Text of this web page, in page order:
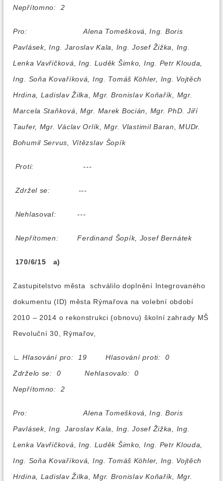
Nepřítomno: 2
Pro:
Alena Tomešková, Ing. Boris
Pavlásek, Ing. Jaroslav Kala, Ing. Josef Žižka, Ing.
Lenka Vavřičková, Ing. Luděk Šimko, Ing. Petr Klouda,
Ing. Soňa Kovaříková, Ing. Tomáš Köhler, Ing. Vojtěch
Hrdina, Ladislav Žilka, Mgr. Bronislav Koňařík, Mgr.
Marcela Staňková, Mgr. Marek Bocián, Mgr. PhD. Jiří
Taufer, Mgr. Václav Orlík, Mgr. Vlastimil Baran, MUDr.
Bohumil Servus, Vítězslav Šopík
Proti: ---
Zdržel se: ---
Nehlasoval: ---
Nepřítomen: Ferdinand Šopík, Josef Bernátek
170/6/15 a)
Zastupitelstvo města schválilo doplnění Integrovaného
dokumentu (ID) města Rýmařova na volební období
2010 – 2014 o rekonstrukci (obnovu) školní zahrady MŠ
Revoluční 30, Rýmařov,
∟
Hlasování pro: 19 Hlasování proti: 0
Zdrželo se: 0 Nehlasovalo: 0
Nepřítomno: 2
Pro:
Alena Tomešková, Ing. Boris
Pavlásek, Ing. Jaroslav Kala, Ing. Josef Žižka, Ing.
Lenka Vavřičková, Ing. Luděk Šimko, Ing. Petr Klouda,
Ing. Soňa Kovaříková, Ing. Tomáš Köhler, Ing. Vojtěch
Hrdina, Ladislav Žilka, Mgr. Bronislav Koňařík, Mgr.